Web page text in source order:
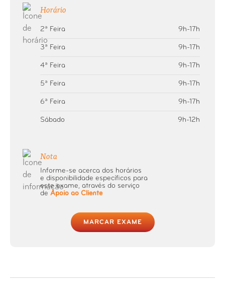
TC / TAC Maxilar
TC / TAC Membros Inferiores
TC / TAC Ombro
TC / TAC Pé
TC / TAC Pélvica
TC / TAC Pescoço
Horário
2ª Feira 9h-17h
3ª Feira 9h-17h
4ª Feira 9h-17h
5ª Feira 9h-17h
6ª Feira 9h-17h
Sábado 9h-12h
Nota
Informe-se acerca dos horários
e disponibilidade específicos para
este exame, através do serviço
de Apoio ao Cliente
MARCAR EXAME